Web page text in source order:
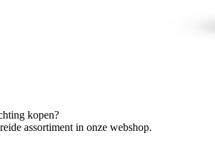
kopen?
assortiment in onze webshop.